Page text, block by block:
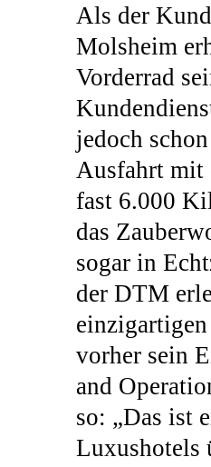
Als der
Molsheim
Vorderrad
jedoch
Ausfahrt mit
fast 6.000
das
sogar in
der DTM
vorher sein
and
so: „Das ist
Luxushotels